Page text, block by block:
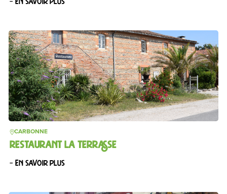
– En savoir plus
CARBONNE
RESTAURANT LA TERRASSE
– En savoir plus